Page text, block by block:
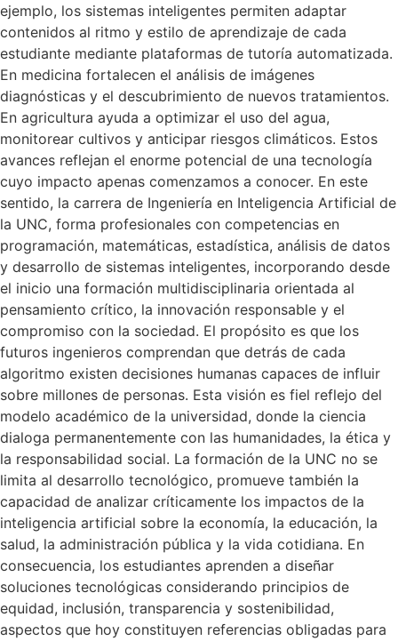
ejemplo, los sistemas inteligentes permiten adaptar
contenidos al ritmo y estilo de aprendizaje de cada
estudiante mediante plataformas de tutoría automatizada.
En medicina fortalecen el análisis de imágenes
diagnósticas y el descubrimiento de nuevos tratamientos.
En agricultura ayuda a optimizar el uso del agua,
monitorear cultivos y anticipar riesgos climáticos. Estos
avances reflejan el enorme potencial de una tecnología
cuyo impacto apenas comenzamos a conocer. En este
sentido, la carrera de Ingeniería en Inteligencia Artificial de
la UNC, forma profesionales con competencias en
programación, matemáticas, estadística, análisis de datos
y desarrollo de sistemas inteligentes, incorporando desde
el inicio una formación multidisciplinaria orientada al
pensamiento crítico, la innovación responsable y el
compromiso con la sociedad. El propósito es que los
futuros ingenieros comprendan que detrás de cada
algoritmo existen decisiones humanas capaces de influir
sobre millones de personas. Esta visión es fiel reflejo del
modelo académico de la universidad, donde la ciencia
dialoga permanentemente con las humanidades, la ética y
la responsabilidad social. La formación de la UNC no se
limita al desarrollo tecnológico, promueve también la
capacidad de analizar críticamente los impactos de la
inteligencia artificial sobre la economía, la educación, la
salud, la administración pública y la vida cotidiana. En
consecuencia, los estudiantes aprenden a diseñar
soluciones tecnológicas considerando principios de
equidad, inclusión, transparencia y sostenibilidad,
aspectos que hoy constituyen referencias obligadas para